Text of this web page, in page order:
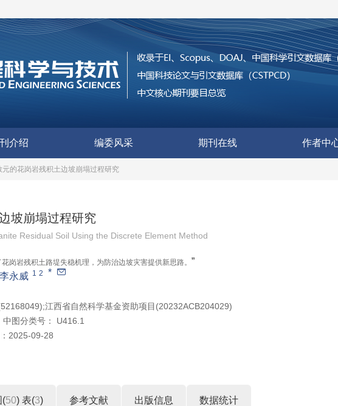
介绍 编委风采 期刊在线 作者中
元的花岗岩残积土边坡崩塌过程研究
坡崩塌过程研究
Residual Soil Using the Discrete Element Method
岗岩残积土路堤失稳机理，为防治边坡灾害提供新思路。 ”
李永威 1 2 *
江西省自然科学基金资助项目(20232ACB204029)
中图分类号：
U416.1
2025-09-28
(50) 表(3) 参考文献 出版信息 数据统计